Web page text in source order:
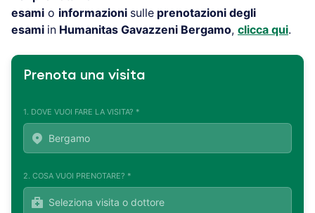
esami o informazioni sulle prenotazioni degli
esami in Humanitas Gavazzeni Bergamo, clicca qui.
Prenota una visita
1. DOVE VUOI FARE LA VISITA? *
2. COSA VUOI PRENOTARE? *